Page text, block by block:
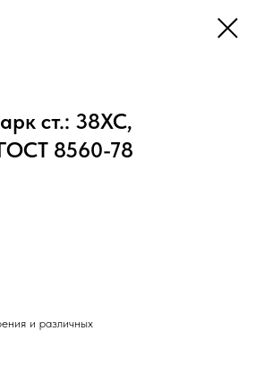
ст.: 38ХС,
8560-78
и различных